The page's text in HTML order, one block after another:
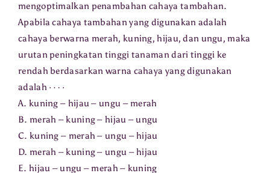
mengoptimalkan penambahan cahaya tambahan.
Apabila cahaya tambahan yang digunakan adalah
cahaya berwarna merah, kuning, hijau, dan ungu, maka
urutan peningkatan tinggi tanaman dari tinggi ke
rendah berdasarkan warna cahaya yang digunakan
adalah
A. kuning – hijau – ungu – merah
B. merah – kuning – hijau – ungu
C. kuning – merah – ungu – hijau
D. merah – kuning – ungu – hijau
E. hijau – ungu – merah – kuning